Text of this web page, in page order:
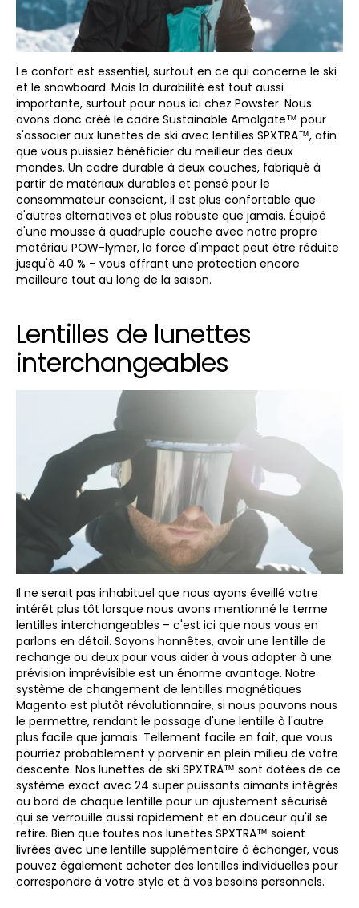
Le confort est essentiel, surtout en ce qui concerne le ski
et le snowboard. Mais la durabilité est tout aussi
importante, surtout pour nous ici chez Powster. Nous
avons donc créé le cadre Sustainable Amalgate™ pour
s'associer aux lunettes de ski avec lentilles SPXTRA™, afin
que vous puissiez bénéficier du meilleur des deux
mondes. Un cadre durable à deux couches, fabriqué à
partir de matériaux durables et pensé pour le
consommateur conscient, il est plus confortable que
d'autres alternatives et plus robuste que jamais. Équipé
d'une mousse à quadruple couche avec notre propre
matériau POW-lymer, la force d'impact peut être réduite
jusqu'à 40 % – vous offrant une protection encore
meilleure tout au long de la saison.
Lentilles de lunettes
interchangeables
Il ne serait pas inhabituel que nous ayons éveillé votre
intérêt plus tôt lorsque nous avons mentionné le terme
lentilles interchangeables – c'est ici que nous vous en
parlons en détail. Soyons honnêtes, avoir une lentille de
rechange ou deux pour vous aider à vous adapter à une
prévision imprévisible est un énorme avantage. Notre
système de changement de lentilles magnétiques
Magento est plutôt révolutionnaire, si nous pouvons nous
le permettre, rendant le passage d'une lentille à l'autre
plus facile que jamais. Tellement facile en fait, que vous
pourriez probablement y parvenir en plein milieu de votre
descente. Nos lunettes de ski SPXTRA™ sont dotées de ce
système exact avec 24 super puissants aimants intégrés
au bord de chaque lentille pour un ajustement sécurisé
qui se verrouille aussi rapidement et en douceur qu'il se
retire. Bien que toutes nos lunettes SPXTRA™ soient
livrées avec une lentille supplémentaire à échanger, vous
pouvez également acheter des lentilles individuelles pour
correspondre à votre style et à vos besoins personnels.